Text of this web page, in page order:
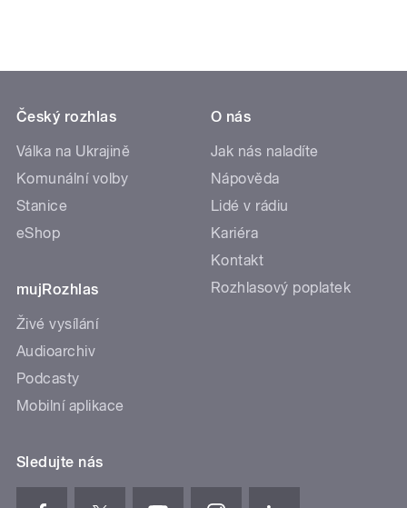
Český rozhlas
Válka na Ukrajině
Komunální volby
Stanice
eShop
mujRozhlas
Živé vysílání
Audioarchiv
Podcasty
Mobilní aplikace
O nás
Jak nás naladíte
Nápověda
Lidé v rádiu
Kariéra
Kontakt
Rozhlasový poplatek
Sledujte nás